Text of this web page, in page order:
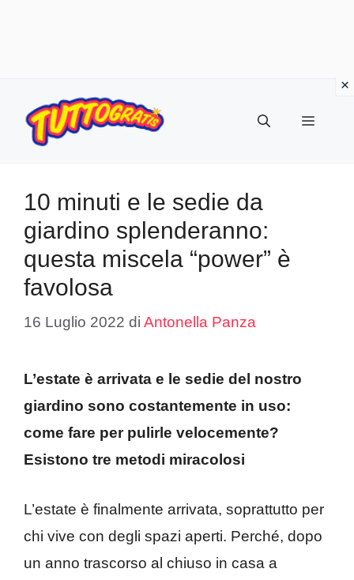
contenuto
Menu
10 minuti e le sedie da
giardino splenderanno:
questa miscela “power” è
favolosa
16 Luglio 2022 di Antonella Panza
L’estate è arrivata e le sedie del nostro
giardino sono costantemente in uso:
come fare per pulirle velocemente?
Esistono tre metodi miracolosi
L’estate è finalmente arrivata, soprattutto per
chi vive con degli spazi aperti. Perché, dopo
un anno trascorso al chiuso in casa a